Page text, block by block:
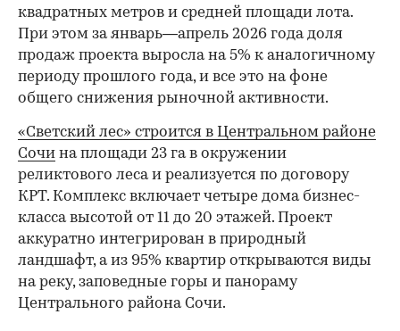
квадратных метров и средней площади лота.
При этом за январь—апрель 2026 года доля
продаж проекта выросла на 5% к аналогичному
периоду прошлого года, и все это на фоне
общего снижения рыночной активности.
«Светский лес» строится в Центральном районе
Сочи на площади 23 га в окружении
реликтового леса и реализуется по договору
КРТ. Комплекс включает четыре дома бизнес-
класса высотой от 11 до 20 этажей. Проект
аккуратно интегрирован в природный
ландшафт, а из 95% квартир открываются виды
на реку, заповедные горы и панораму
Центрального района Сочи.